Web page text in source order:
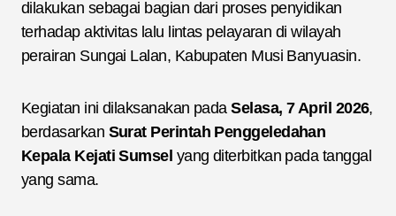
dilakukan sebagai bagian dari proses penyidikan
terhadap aktivitas lalu lintas pelayaran di wilayah
perairan Sungai Lalan, Kabupaten Musi Banyuasin.
Kegiatan ini dilaksanakan padaSelasa, 7 April 2026,
berdasarkan Surat Perintah Penggeledahan
Kepala Kejati Sumsel yang diterbitkan pada tanggal
yang sama.